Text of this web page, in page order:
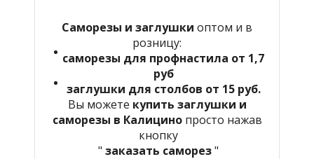
Саморезы и заглушки оптом и в
розницу:
саморезы для профнастила от 1,7
руб
заглушки для столбов от 15 руб.
Вы можете купить заглушки и
саморезы в Калицино просто нажав
кнопку
" заказать саморез"